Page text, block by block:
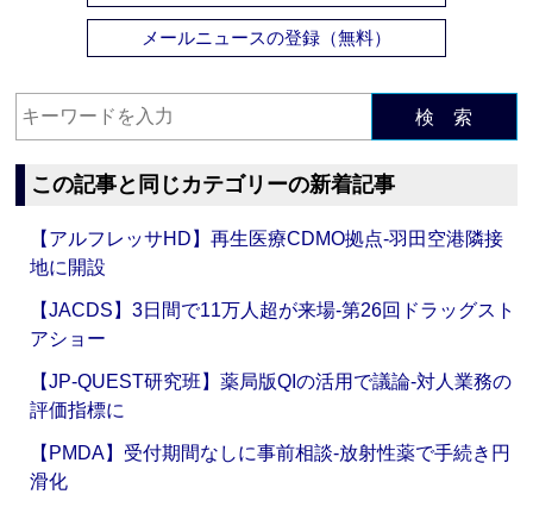
メールニュースの登録（無料）
検 索
この記事と同じカテゴリーの新着記事
【アルフレッサHD】再生医療CDMO拠点‐羽田空港隣接
地に開設
【JACDS】3日間で11万人超が来場‐第26回ドラッグスト
アショー
【JP-QUEST研究班】薬局版QIの活用で議論‐対人業務の
評価指標に
【PMDA】受付期間なしに事前相談‐放射性薬で手続き円
滑化